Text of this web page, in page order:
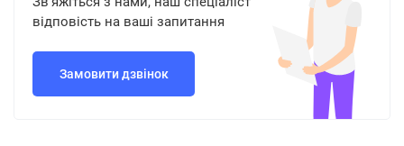
відповість на ваші запитання
Замовити дзвінок